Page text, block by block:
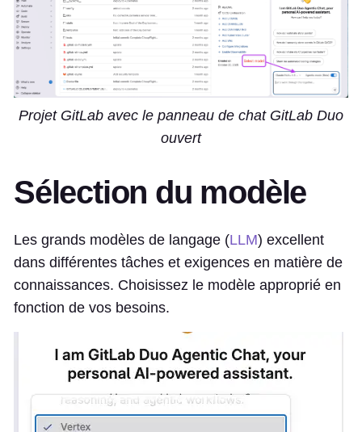
Projet GitLab avec le panneau de chat GitLab Duo
ouvert
Sélection du modèle
Les grands modèles de langage (LLM) excellent
dans différentes tâches et exigences en matière de
connaissances. Choisissez le modèle approprié en
fonction de vos besoins.